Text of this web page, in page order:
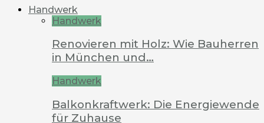
Handwerk
Handwerk
Renovieren mit Holz: Wie Bauherren
in München und…
Handwerk
Balkonkraftwerk: Die Energiewende
für Zuhause